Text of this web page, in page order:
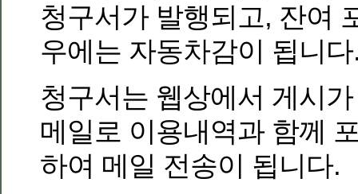
청구서가 발행되고, 잔여
우에는 자동차감이 됩니
청구서는 웹상에서 게시
메일로 이용내역과 함께
하여 메일 전송이 됩니다.